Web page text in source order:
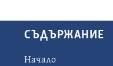
СЪДЪРЖАНИЕ
Начало